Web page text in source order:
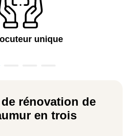
unique
rénovation de
en trois